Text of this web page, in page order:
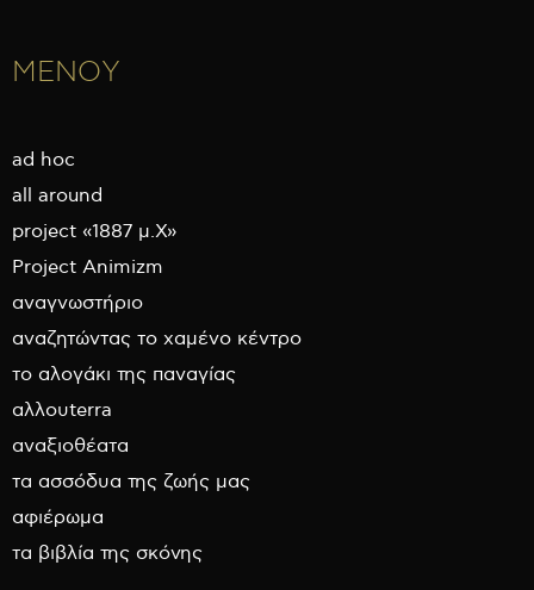
ΜΕΝΟΥ
ad hoc
all around
project «1887 μ.Χ»
Project Animizm
αναγνωστήριο
αναζητώντας το χαμένο κέντρο
το αλογάκι της παναγίας
αλλουterra
αναξιοθέατα
τα ασσόδυα της ζωής μας
αφιέρωμα
τα βιβλία της σκόνης